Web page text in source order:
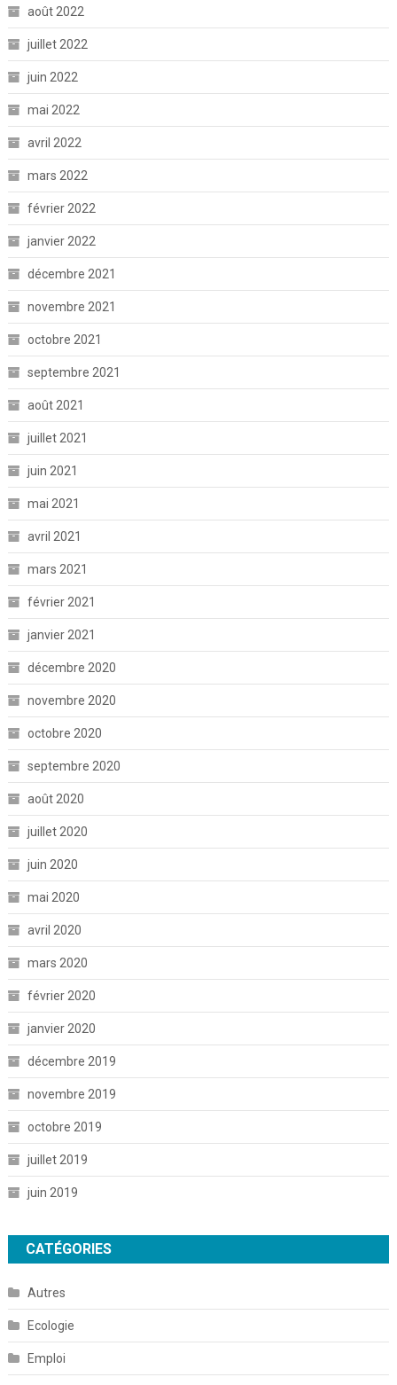
août 2022
juillet 2022
juin 2022
mai 2022
avril 2022
mars 2022
février 2022
janvier 2022
décembre 2021
novembre 2021
octobre 2021
septembre 2021
août 2021
juillet 2021
juin 2021
mai 2021
avril 2021
mars 2021
février 2021
janvier 2021
décembre 2020
novembre 2020
octobre 2020
septembre 2020
août 2020
juillet 2020
juin 2020
mai 2020
avril 2020
mars 2020
février 2020
janvier 2020
décembre 2019
novembre 2019
octobre 2019
juillet 2019
juin 2019
CATÉGORIES
Autres
Ecologie
Emploi